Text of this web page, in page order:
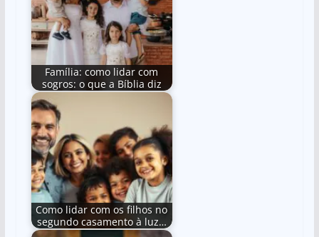
Família: como lidar com
sogros: o que a Bíblia diz
Como lidar com os filhos no
segundo casamento à luz…